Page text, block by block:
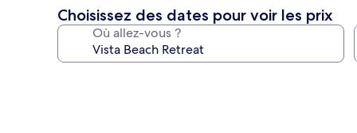
Choisissez des dates pour voir les prix
Où allez-vous ?